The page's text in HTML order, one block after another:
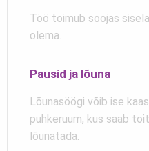
Töö toimub soojas
olema.
Pausid ja lõuna
Lõunasöögi võib ise
puhkeruum, kus saab
lõunatada.